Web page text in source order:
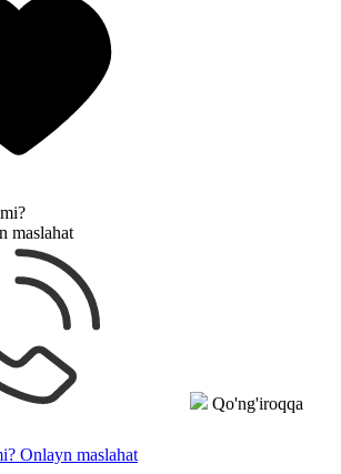
maslahat
Qo'ng'iroqqa
Onlayn maslahat